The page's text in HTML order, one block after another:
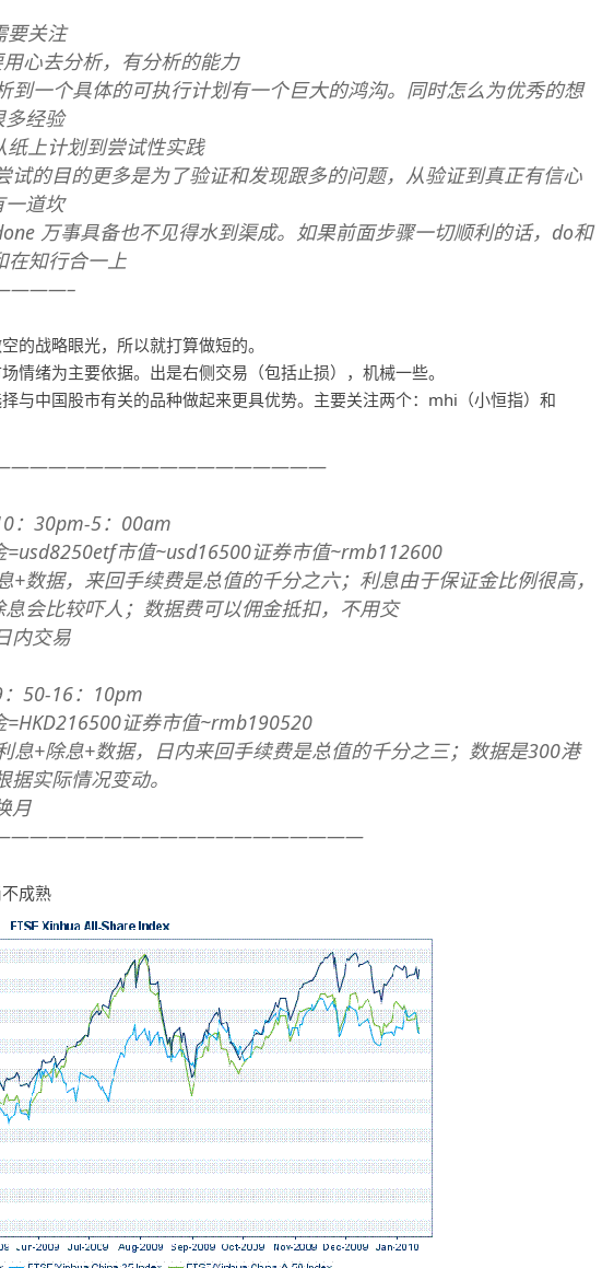
要关注
心去分析，有分析的能力
到一个具体的可执行计划有一个巨大的鸿沟。同时怎么为优秀的想
经验
上计划到尝试性实践
的目的更多是为了验证和发现跟多的问题，从验证到真正有信心
道坎
万事具备也不见得水到渠成。如果前面步骤一切顺利的话，do和
在知行合一上
的战略眼光，所以就打算做短的。
情绪为主要依据。出是右侧交易（包括止损），机械一些。
与中国股市有关的品种做起来更具优势。主要关注两个：mhi（小恒指）和
：30pm-5：00am
市值~usd16500证券市值~rmb112600
数据，来回手续费是总值的千分之六；利息由于保证金比例很高，
会比较吓人；数据费可以佣金抵扣，不用交
内交易
50-16：10pm
证券市值~rmb190520
息+除息+数据，日内来回手续费是总值的千分之三；数据是300港
实际情况变动。
月
成熟